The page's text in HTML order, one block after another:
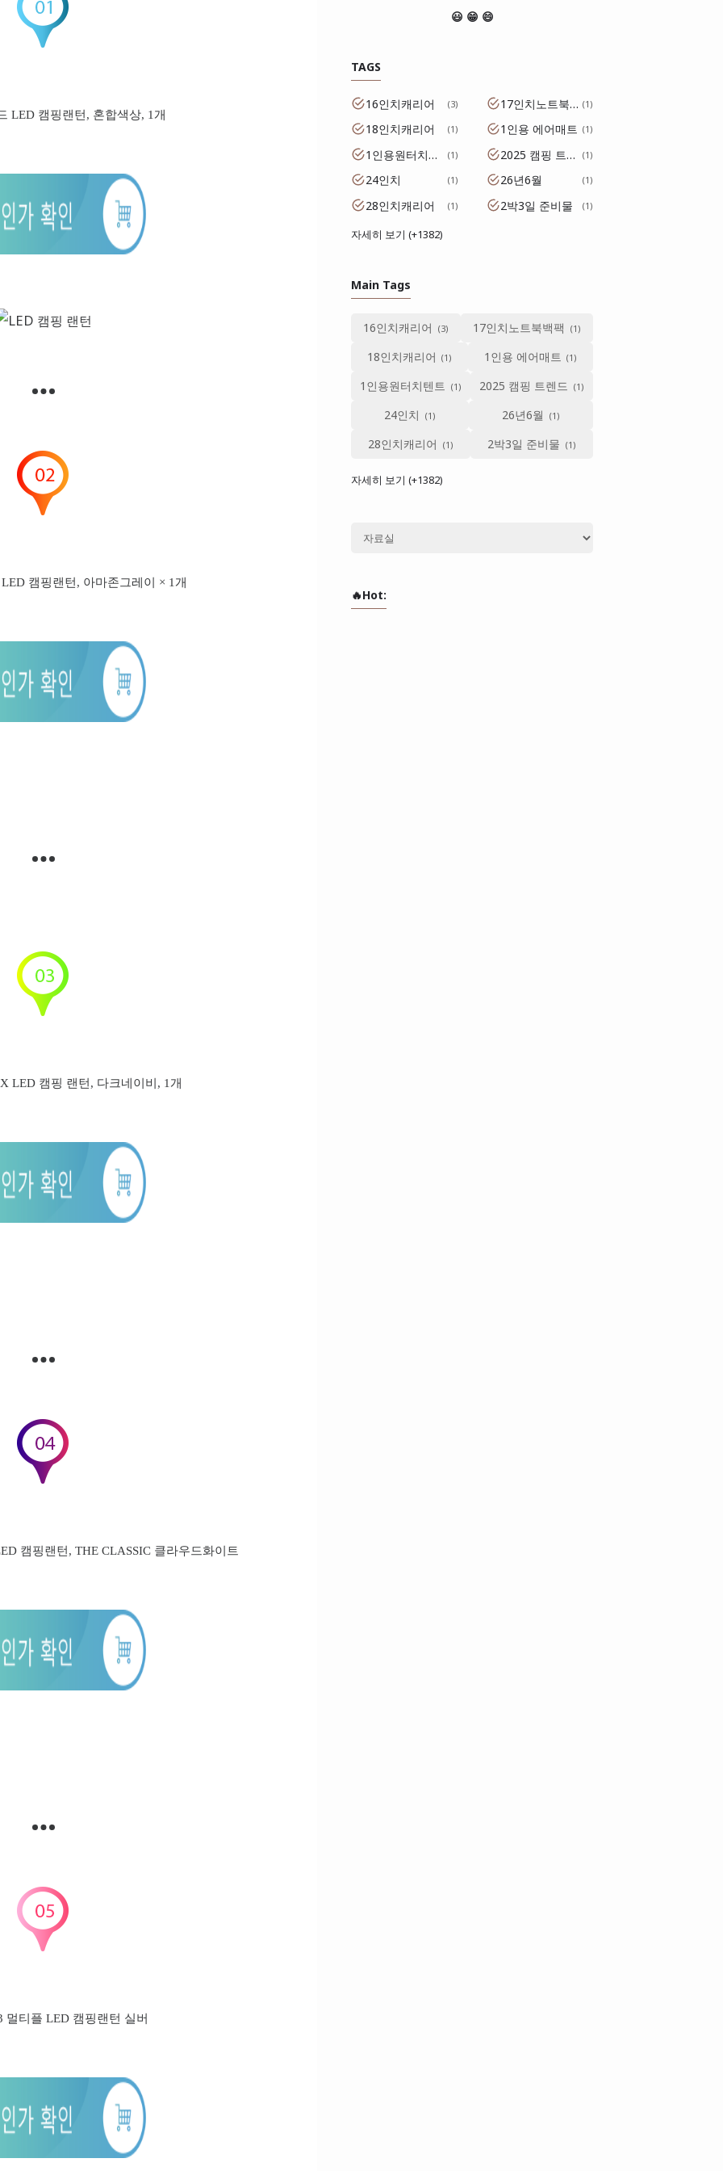
LED 캠핑랜턴, 혼합색상, 1개
캠핑랜턴, 아마존그레이 × 1개
LED 캠핑 랜턴, 다크네이비, 1개
캠핑랜턴, THE CLASSIC 클라우드화이트
멀티플 LED 캠핑랜턴 실버
😃 😁 😄
TAGS
16인치캐리어 3 17인치노트북백팩 1
18인치캐리어 1 1인용 에어매트 1
1인용원터치텐트 1 2025 캠핑 트렌드 1
24인치 1 26년6월 1
28인치캐리어 1 2박3일 준비물 1
자세히 보기 (+1382)
Main Tags
16인치캐리어
17인치노트북백팩
18인치캐리어
1인용 에어매트
1인용원터치텐트
2025 캠핑 트렌드
24인치
26년6월
28인치캐리어
2박3일 준비물
자세히 보기 (+1382)
🔥Hot: